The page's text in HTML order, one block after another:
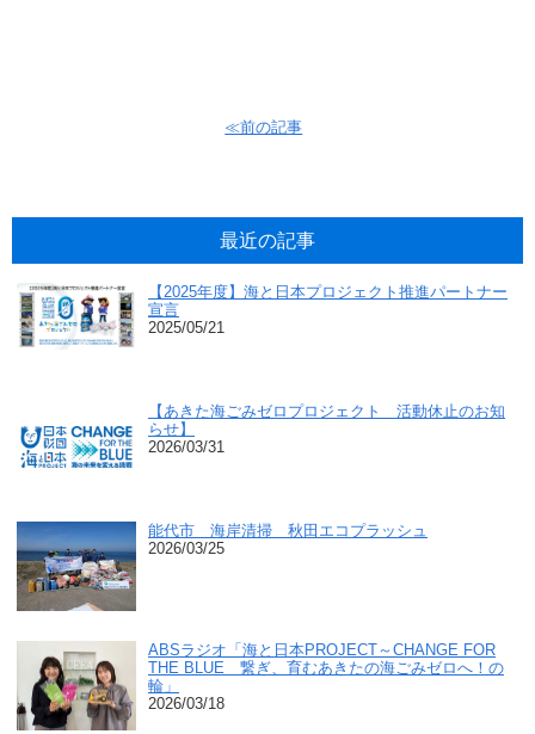
≪前の記事
最近の記事
【2025年度】海と日本プロジェクト推進パートナー
宣言
2025/05/21
【あきた海ごみゼロプロジェクト 活動休止のお知
らせ】
2026/03/31
能代市 海岸清掃 秋田エコプラッシュ
2026/03/25
ABSラジオ「海と日本PROJECT～CHANGE FOR
THE BLUE 繋ぎ、育むあきたの海ごみゼロへ！の
輪」
2026/03/18